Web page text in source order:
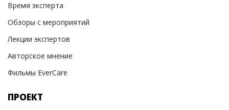
Время эксперта
Обзоры с мероприятий
Лекции экспертов
Авторское мнение
Фильмы EverCare
ПРОЕКТ